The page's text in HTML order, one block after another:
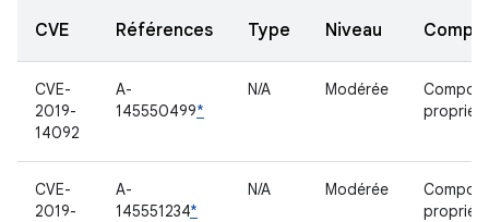
CVE Références Type Niveau
CVE-
2019-
14092
A-
145550499*
N/A Modérée
CVE-
2019-
A-
145551234*
N/A Modérée